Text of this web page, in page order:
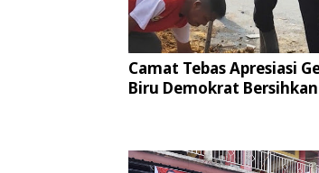
Camat Tebas Apresiasi
Biru Demokrat Bersihkan